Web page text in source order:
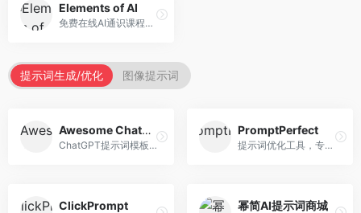
Elements of AI
免费在线AI通识课程，专注于AI基础知识普及。面向普通大众，提供AI概念、原理、应用等入门知识，语言通俗易懂。
提示词生成/优化 图像提示词
Awesome ChatGPT Prompts
ChatGPT提示词模板库，专注于实用提示词收集。面向ChatGPT用户，提供提示词模板、使用场景、效果展示等资源，模板实用性强。
PromptPerfect
提示词优化工具，专注于提示词质量提升。面向AI用户，提供提示词优化、效果测试、版本对比等服务，提示词优化专业。
ClickPrompt 幂简AI提示词商城